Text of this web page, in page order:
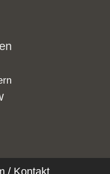
/ Kontakt